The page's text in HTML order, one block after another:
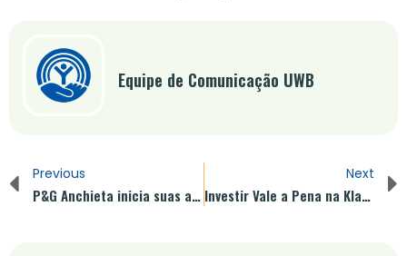
Equipe de Comunicação UWB
Previous
P&G Anchieta inicia suas atividades de voluntariado com a United Way Brasil
Next
Investir Vale a Pena na Klabin